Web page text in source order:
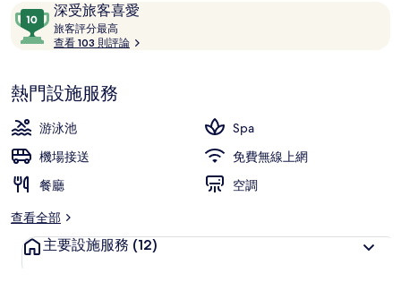
評
論
深受旅客喜愛
10
分，
滿
10，
深
受
旅
客
喜
旅客評分最高
客
查看 103 則評論
熱門設施服務
游泳池
Spa
機場接送
免費無線上網
餐廳
空調
查看全部
主要設施服務 (12)